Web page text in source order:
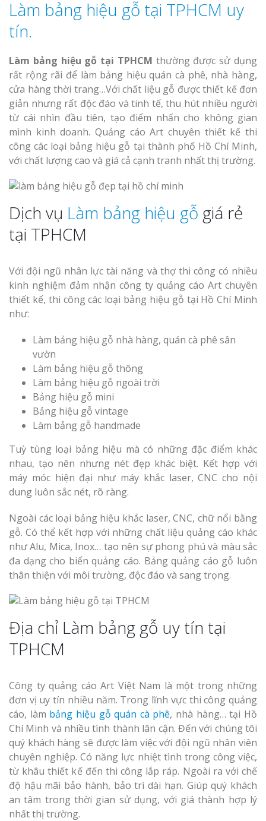
Làm bảng hiệu gỗ tại TPHCM uy
tín.
Làm bảng hiệu gỗ tại TPHCM thường được sử dụng
rất rộng rãi để làm bảng hiệu quán cà phê, nhà hàng,
cửa hàng thời trang…Với chất liệu gỗ được thiết kế đơn
giản nhưng rất độc đáo và tinh tế, thu hút nhiều người
từ cái nhìn đầu tiên, tạo điểm nhấn cho không gian
mình kinh doanh. Quảng cáo Art chuyên thiết kế thi
công các loại bảng hiệu gỗ tại thành phố Hồ Chí Minh,
với chất lượng cao và giá cả cạnh tranh nhất thị trường.
Dịch vụ Làm bảng hiệu gỗ giá rẻ
tại TPHCM
Với đội ngũ nhân lực tài năng và thợ thi công có nhiều
kinh nghiệm đảm nhận công ty quảng cáo Art chuyên
thiết kế, thi công các loại bảng hiệu gỗ tại Hồ Chí Minh
như:
Làm bảng hiệu gỗ nhà hàng, quán cà phê sân
vườn
Làm bảng hiệu gỗ thông
Làm bảng hiệu gỗ ngoài trời
Bảng hiệu gỗ mini
Bảng hiệu gỗ vintage
Làm bảng gỗ handmade
Tuỳ tùng loại bảng hiệu mà có những đặc điểm khác
nhau, tạo nên nhưng nét đẹp khác biệt. Kết hợp với
máy móc hiện đại như máy khắc laser, CNC cho nội
dung luôn sắc nét, rõ ràng.
Ngoài các loại bảng hiệu khắc laser, CNC, chữ nổi bằng
gỗ. Có thể kết hợp với những chất liệu quảng cáo khác
như Alu, Mica, Inox… tạo nên sự phong phú và màu sắc
đa dạng cho biển quảng cáo. Bảng quảng cáo gỗ luôn
thân thiện với môi trường, độc đáo và sang trọng.
Địa chỉ Làm bảng gỗ uy tín tại
TPHCM
Công ty quảng cáo Art Việt Nam là một trong những
đơn vị uy tín nhiều năm. Trong lĩnh vực thi công quảng
cáo, làm bảng hiệu gỗ quán cà phê, nhà hàng… tại Hồ
Chí Minh và nhiều tình thành lân cận. Đến với chúng tôi
quý khách hàng sẽ được làm việc với đội ngũ nhân viên
chuyên nghiệp. Có năng lực nhiệt tình trong công việc,
từ khâu thiết kế đến thi công lắp ráp. Ngoài ra với chế
độ hậu mãi bảo hành, bảo trì dài hạn. Giúp quý khách
an tâm trong thời gian sử dụng, với giá thành hợp lý
nhất thị trường.